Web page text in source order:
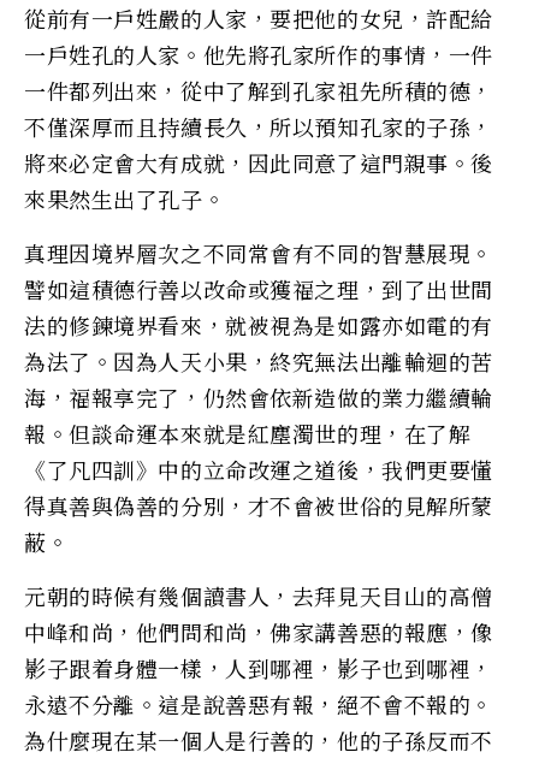
從前有一戶姓嚴的人家，要把他的女兒，許配給
一戶姓孔的人家。他先將孔家所作的事情，一件
一件都列出來，從中了解到孔家祖先所積的德，
不僅深厚而且持續長久，所以預知孔家的子孫，
將來必定會大有成就，因此同意了這門親事。後
來果然生出了孔子。
真理因境界層次之不同常會有不同的智慧展現。
譬如這積德行善以改命或獲福之理，到了出世間
法的修鍊境界看來，就被視為是如露亦如電的有
為法了。因為人天小果，終究無法出離輪迴的苦
海，福報享完了，仍然會依新造做的業力繼續輪
報。但談命運本來就是紅塵濁世的理，在了解
《了凡四訓》中的立命改運之道後，我們更要懂
得真善與偽善的分別，才不會被世俗的見解所蒙
蔽。
元朝的時候有幾個讀書人，去拜見天目山的高僧
中峰和尚，他們問和尚，佛家講善惡的報應，像
影子跟着身體一樣，人到哪裡，影子也到哪裡，
永遠不分離。這是說善惡有報，絕不會不報的。
為什麼現在某一個人是行善的，他的子孫反而不